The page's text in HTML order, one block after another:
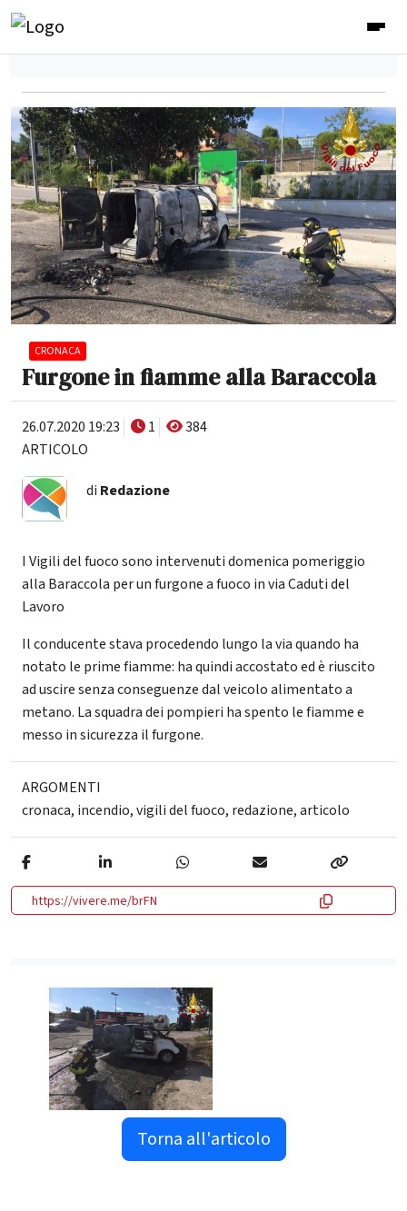
CRONACA
Furgone in fiamme alla Baraccola
26.07.2020 19:23 1
384
ARTICOLO
di Redazione
I Vigili del fuoco sono intervenuti domenica pomeriggio
alla Baraccola per un furgone a fuoco in via Caduti del
Lavoro
Il conducente stava procedendo lungo la via quando ha
notato le prime fiamme: ha quindi accostato ed è riuscito
ad uscire senza conseguenze dal veicolo alimentato a
metano. La squadra dei pompieri ha spento le fiamme e
messo in sicurezza il furgone.
ARGOMENTI
cronaca, incendio,vigili del fuoco, redazione,articolo
https://vivere.me/brFN
Torna all'articolo